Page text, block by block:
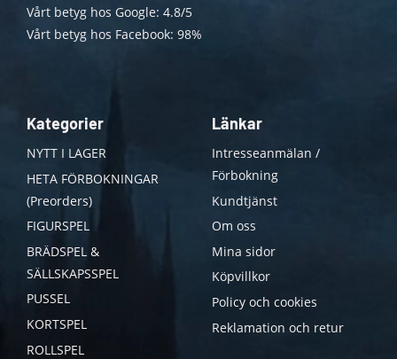
Vårt betyg hos Google: 4.8/5
Vårt betyg hos Facebook: 98%
Kategorier
NYTT I LAGER
HETA FÖRBOKNINGAR
(Preorders)
FIGURSPEL
BRÄDSPEL &
SÄLLSKAPSSPEL
PUSSEL
KORTSPEL
ROLLSPEL
Länkar
Intresseanmälan /
Förbokning
Kundtjänst
Om oss
Mina sidor
Köpvillkor
Policy och cookies
Reklamation och retur